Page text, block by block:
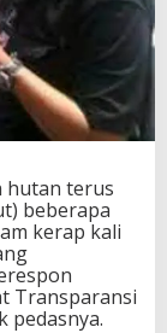
hutan terus
beberapa
kerap kali
Transparansi
pedasnya.